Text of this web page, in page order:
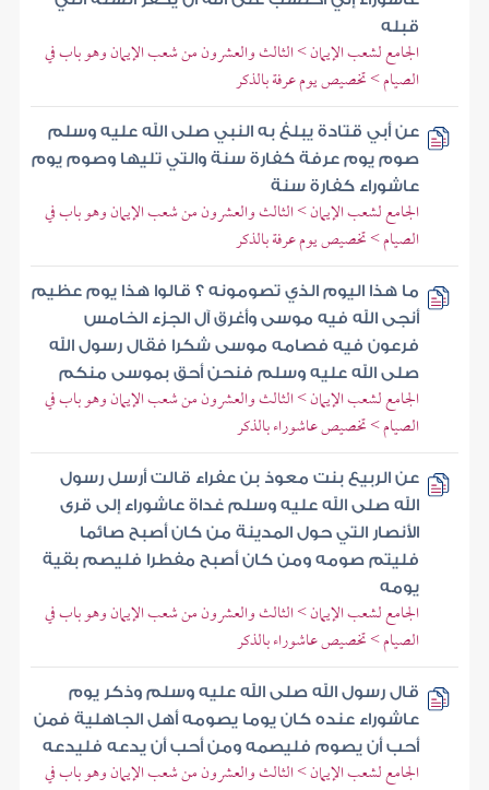
قبله
الجامع لشعب الإيمان > الثالث والعشرون من شعب الإيمان وهو باب في
الصيام > تخصيص يوم عرفة بالذكر
عن أبي قتادة يبلغ به النبي صلى الله عليه وسلم
صوم يوم عرفة كفارة سنة والتي تليها وصوم يوم
عاشوراء كفارة سنة
الجامع لشعب الإيمان > الثالث والعشرون من شعب الإيمان وهو باب في
الصيام > تخصيص يوم عرفة بالذكر
ما هذا اليوم الذي تصومونه ؟ قالوا هذا يوم عظيم
أنجى الله فيه موسى وأغرق آل الجزء الخامس
فرعون فيه فصامه موسى شكرا فقال رسول الله
صلى الله عليه وسلم فنحن أحق بموسى منكم
الجامع لشعب الإيمان > الثالث والعشرون من شعب الإيمان وهو باب في
الصيام > تخصيص عاشوراء بالذكر
عن الربيع بنت معوذ بن عفراء قالت أرسل رسول
الله صلى الله عليه وسلم غداة عاشوراء إلى قرى
الأنصار التي حول المدينة من كان أصبح صائما
فليتم صومه ومن كان أصبح مفطرا فليصم بقية
يومه
الجامع لشعب الإيمان > الثالث والعشرون من شعب الإيمان وهو باب في
الصيام > تخصيص عاشوراء بالذكر
قال رسول الله صلى الله عليه وسلم وذكر يوم
عاشوراء عنده كان يوما يصومه أهل الجاهلية فمن
أحب أن يصوم فليصمه ومن أحب أن يدعه فليدعه
الجامع لشعب الإيمان > الثالث والعشرون من شعب الإيمان وهو باب في